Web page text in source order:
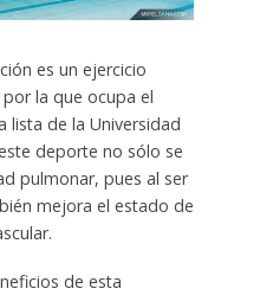
es un ejercicio
la que ocupa el
lista de la Universidad
deporte no sólo se
pulmonar, pues al ser
mejora el estado de
de esta